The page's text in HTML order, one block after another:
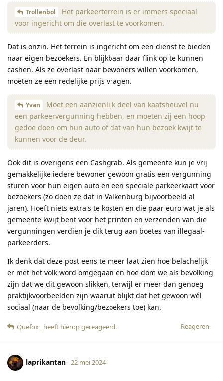
Trollenbol
Het parkeerterrein is er immers speciaal
voor ingericht om die overlast te voorkomen.
Dat is onzin. Het terrein is ingericht om een dienst te bieden
naar eigen bezoekers. En blijkbaar daar flink op te kunnen
cashen. Als ze overlast naar bewoners willen voorkomen,
moeten ze een redelijke prijs vragen.
Yvan
Moet een aanzienlijk deel van kaatsheuvel nu
een parkeervergunning hebben, en moeten zij een hoop
gedoe doen om hun auto of dat van hun bezoek kwijt te
kunnen voor de deur.
Ook dit is overigens een Cashgrab. Als gemeente kun je vrij
gemakkelijke iedere bewoner gewoon gratis een vergunning
sturen voor hun eigen auto en een speciale parkeerkaart voor
bezoekers (zo doen ze dat in Valkenburg bijvoorbeeld al
jaren). Hoeft niets extra's te kosten en die paar euro wat je als
gemeente kwijt bent voor het printen en verzenden van die
vergunningen verdien je dik terug aan boetes van illegaal-
parkeerders.
Ik denk dat deze post eens te meer laat zien hoe belachelijk
er met het volk word omgegaan en hoe dom we als bevolking
zijn dat we dit gewoon slikken, terwijl er meer dan genoeg
praktijkvoorbeelden zijn waaruit blijkt dat het gewoon wél
sociaal (naar de bevolking/bezoekers toe) kan.
Reageren
Quefox_ heeft hierop gereageerd.
laprikantan 22 mei 2024